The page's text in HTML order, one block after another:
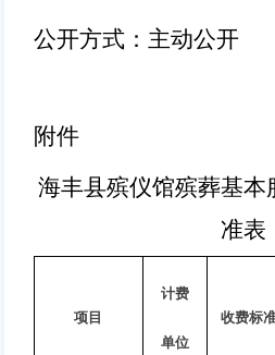
公开方式：主动公开
附件
海丰县殡仪馆殡葬基本
准表
项目
计费
单位
收费标